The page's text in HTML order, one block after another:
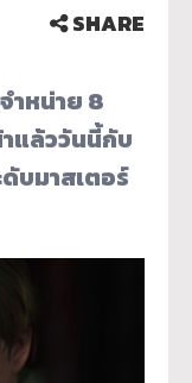
SHARE
ำหน่าย 8
แล้ววันนี้กับ
บมาสเตอร์